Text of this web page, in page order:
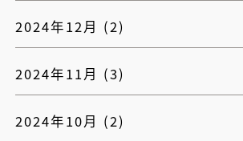
2024年12月 (2)
2024年11月 (3)
2024年10月 (2)